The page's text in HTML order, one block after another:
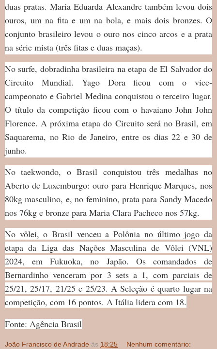
duas pratas. Maria Eduarda Alexandre também levou dois
ouros, um na fita e um na bola, e mais dois bronzes. O
conjunto brasileiro levou o ouro nos cinco arcos e a prata
na série mista (três fitas e duas maças).
No surfe, dobradinha brasileira na etapa de El Salvador do
Circuito Mundial. Yago Dora ficou com o vice-
campeonato e Gabriel Medina conquistou o terceiro lugar.
O título da competição ficou com o havaiano John John
Florence. A próxima etapa do Circuito será no Brasil, em
Saquarema, no Rio de Janeiro, entre os dias 22 e 30 de
junho.
No taekwondo, o Brasil conquistou três medalhas no
Aberto de Luxemburgo: ouro para Henrique Marques, nos
80kg masculino, e, no feminino, prata para Sandy Macedo
nos 76kg e bronze para Maria Clara Pacheco nos 57kg.
No vôlei, o Brasil venceu a Polônia no último jogo da
etapa da Liga das Nações Masculina de Vôlei (VNL)
2024, em Fukuoka, no Japão. Os comandados de
Bernardinho venceram por 3 sets a 1, com parciais de
25/21, 25/17, 21/25 e 25/23. A Seleção é quarto lugar na
competição, com 16 pontos. A Itália lidera com 18.
Fonte: Agência Brasil
João Francisco de Andrade às 18:25 Nenhum comentário: